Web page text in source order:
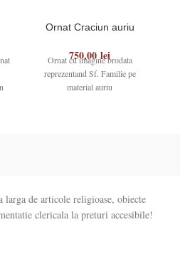
Ornat Craciun auriu
750,00lei
Ornat cu imagine brodata
reprezentand Sf. Familie pe
material auriu
larga de articole religioase, obiecte
clericala la preturi accesibile!